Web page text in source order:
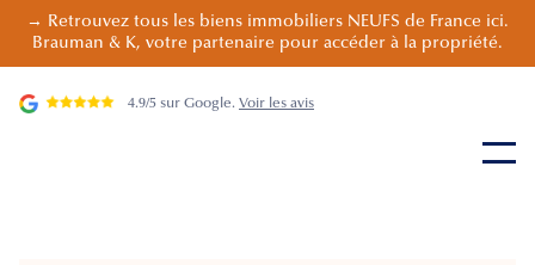
→ Retrouvez tous les biens immobiliers NEUFS de France ici.
Brauman & K, votre partenaire pour accéder à la propriété.
4.9/5 sur Google. Voir les avis